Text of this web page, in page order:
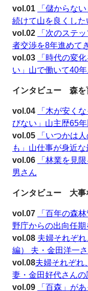
vol.01
「儲からな
続けて山を良くし
vol.02
「次のステ
者交渉を8年進めて
vol.03
「時代の変
い」山で働いて40
インタビュー 森を
vol.04
「木が安く
びない」山主歴65
vol.05
「いつかは
も」山仕事が身近
vol.06
「林業を見
男さん
インタビュー 大事
vol.07
「百年の森
野庁からの出向任
vol.08 夫婦それぞ
編） 夫・金田洋一
vol.08夫婦それぞれ
妻・金田好代さんの
vol.09
「百森」が